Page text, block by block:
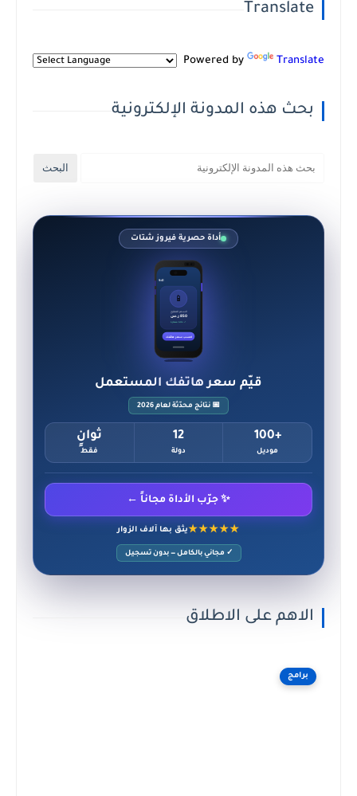
Translate
Powered by Translate
بحث هذه المدونة الإلكترونية
أداة حصرية فيروز شتات
9:41
📱
السعر المقترح
850 ر.س
✓ حالة ممتازة
احسب سعر هاتفك
قيّم سعر هاتفك المستعمل
📅 نتائج محدّثة لعام 2026
+100
موديل
12
دولة
ثوانٍ
فقط
✨ جرّب الأداة مجاناً ←
★★★★★يثق بها آلاف الزوار
✓ مجاني بالكامل — بدون تسجيل
الاهم على الاطلاق
برامج